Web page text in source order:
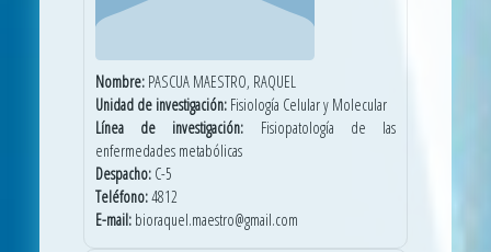
Nombre: PASCUA MAESTRO, RAQUEL
Unidad de investigación: Fisiología Celular y Molecular
Línea de investigación: Fisiopatología de las
enfermedades metabólicas
Despacho: C-5
Teléfono:4812
E-mail: bioraquel.maestro@gmail.com